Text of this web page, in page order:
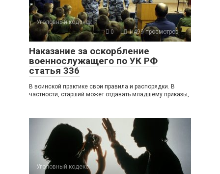
Уголовный кодекс
0
1 499 просмотров
Наказание за оскорбление
военнослужащего по УК РФ
статья 336
В воинской практике свои правила и распорядки. В
частности, старший может отдавать младшему приказы,
Уголовный кодекс